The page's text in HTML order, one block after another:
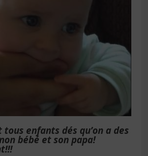
enfants dés qu’on a des
bébé et son papa!